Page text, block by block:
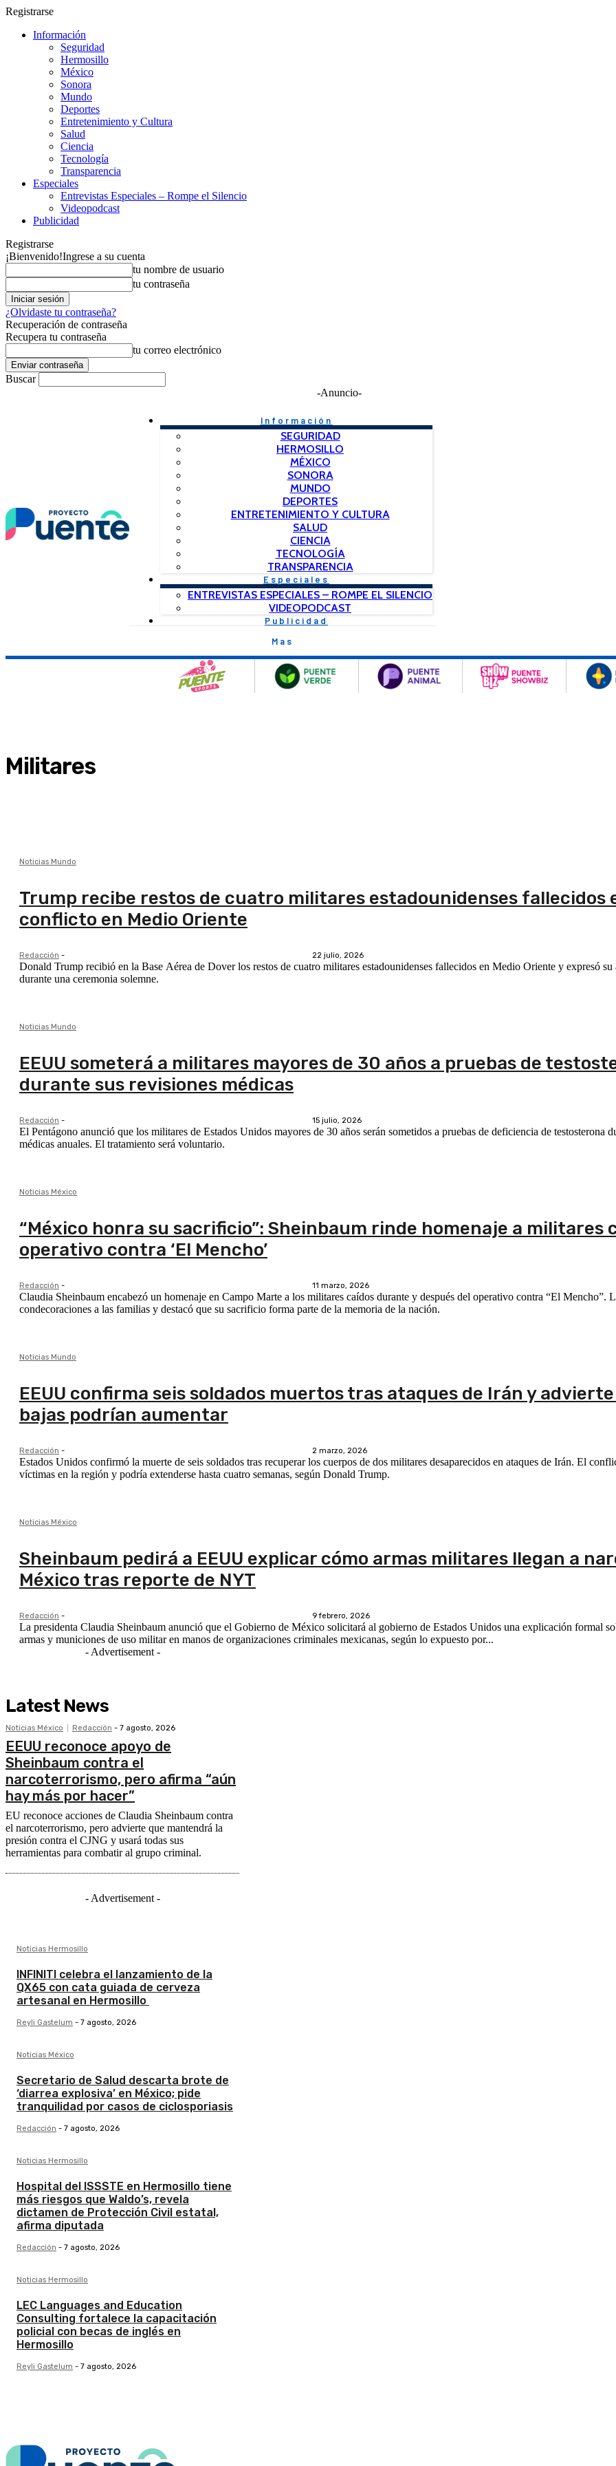
Registrarse
Información
Seguridad
Hermosillo
México
Sonora
Mundo
Deportes
Entretenimiento y Cultura
Salud
Ciencia
Tecnología
Transparencia
Especiales
Entrevistas Especiales – Rompe el Silencio
Videopodcast
Publicidad
Registrarse
¡Bienvenido!Ingrese a su cuenta
tu nombre de usuario
tu contraseña
¿Olvidaste tu contraseña?
Recuperación de contraseña
Recupera tu contraseña
tu correo electrónico
Buscar
-Anuncio-
Información
SEGURIDAD
HERMOSILLO
MÉXICO
SONORA
MUNDO
DEPORTES
ENTRETENIMIENTO Y CULTURA
SALUD
CIENCIA
TECNOLOGÍA
TRANSPARENCIA
Especiales
ENTREVISTAS ESPECIALES – ROMPE EL SILENCIO
VIDEOPODCAST
Publicidad
Mas
Militares
Noticias Mundo
Trump recibe restos de cuatro militares estadounidenses fallecidos
conflicto en Medio Oriente
Redacción - 22 julio, 2026
Donald Trump recibió en la Base Aérea de Dover los restos de cuatro militares estadounidenses fallecidos en Medio Oriente y expresó su
durante una ceremonia solemne.
Noticias Mundo
EEUU someterá a militares mayores de 30 años a pruebas de
durante sus revisiones médicas
Redacción - 15 julio, 2026
El Pentágono anunció que los militares de Estados Unidos mayores de 30 años serán sometidos a pruebas de deficiencia de testosterona
médicas anuales. El tratamiento será voluntario.
Noticias México
“México honra su sacrificio”: Sheinbaum rinde homenaje a militares
operativo contra ‘El Mencho’
Redacción - 11 marzo, 2026
Claudia Sheinbaum encabezó un homenaje en Campo Marte a los militares caídos durante y después del operativo contra “El Mencho”.
condecoraciones a las familias y destacó que su sacrificio forma parte de la memoria de la nación.
Noticias Mundo
EEUU confirma seis soldados muertos tras ataques de Irán y
bajas podrían aumentar
Redacción - 2 marzo, 2026
Estados Unidos confirmó la muerte de seis soldados tras recuperar los cuerpos de dos militares desaparecidos en ataques de Irán. El
víctimas en la región y podría extenderse hasta cuatro semanas, según Donald Trump.
Noticias México
Sheinbaum pedirá a EEUU explicar cómo armas militares llegan a
México tras reporte de NYT
Redacción - 9 febrero, 2026
La presidenta Claudia Sheinbaum anunció que el Gobierno de México solicitará al gobierno de Estados Unidos una explicación formal
armas y municiones de uso militar en manos de organizaciones criminales mexicanas, según lo expuesto por...
- Advertisement -
Latest News
Noticias México Redacción - 7 agosto, 2026
EEUU reconoce apoyo de
Sheinbaum contra el
narcoterrorismo, pero afirma “aún
hay más por hacer”
EU reconoce acciones de Claudia Sheinbaum contra
el narcoterrorismo, pero advierte que mantendrá la
presión contra el CJNG y usará todas sus
herramientas para combatir al grupo criminal.
- Advertisement -
Noticias Hermosillo
INFINITI celebra el lanzamiento de la
QX65 con cata guiada de cerveza
artesanal en Hermosillo
Reyli Gastelum - 7 agosto, 2026
Noticias México
Secretario de Salud descarta brote de
‘diarrea explosiva’ en México; pide
tranquilidad por casos de ciclosporiasis
Redacción - 7 agosto, 2026
Noticias Hermosillo
Hospital del ISSSTE en Hermosillo tiene
más riesgos que Waldo’s, revela
dictamen de Protección Civil estatal,
afirma diputada
Redacción - 7 agosto, 2026
Noticias Hermosillo
LEC Languages and Education
Consulting fortalece la capacitación
policial con becas de inglés en
Hermosillo
Reyli Gastelum - 7 agosto, 2026